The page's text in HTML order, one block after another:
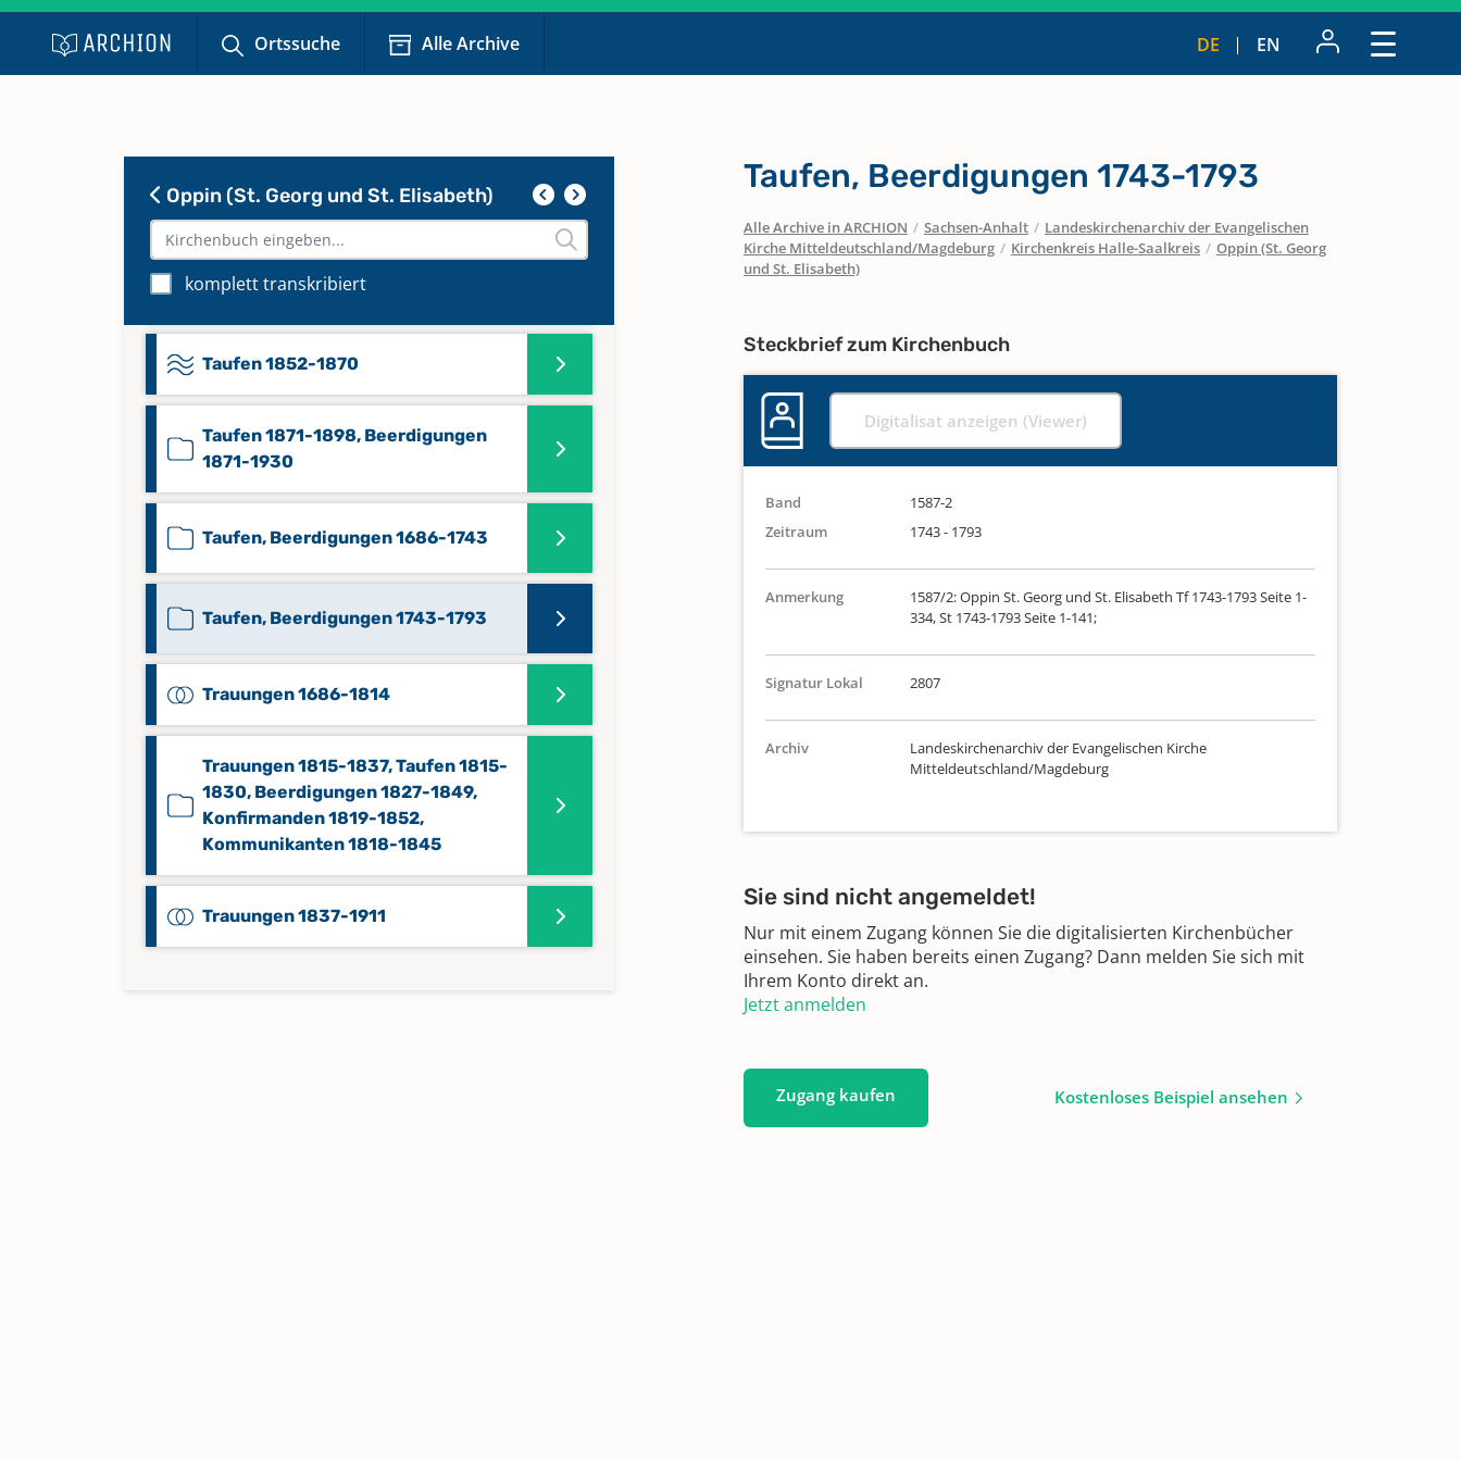
Ortssuche Alle Archive DE EN
Oppin (St. Georg und St. Elisabeth)
komplett transkribiert
Taufen 1794-1824, Trauungen 1816,
Beerdigungen 1794-1826
Taufen 1830-1851
Taufen 1852-1870
Taufen 1871-1898, Beerdigungen
1871-1930
Taufen, Beerdigungen 1686-1743
Taufen, Beerdigungen 1743-1793
Trauungen 1686-1814
Trauungen 1815-1837, Taufen 1815-
1830, Beerdigungen 1827-1849,
Konfirmanden 1819-1852,
Kommunikanten 1818-1845
Trauungen 1837-1911
Taufen, Beerdigungen 1743-1793
Alle Archive in ARCHION / Sachsen-Anhalt / Landeskirchenarchiv der Evangelischen
Kirche Mitteldeutschland/Magdeburg / Kirchenkreis Halle-Saalkreis / Oppin (St. Georg
und St. Elisabeth)
Steckbrief zum Kirchenbuch
Digitalisat anzeigen (Viewer)
Band
1587-2
Zeitraum
1743 - 1793
Anmerkung
1587/2: Oppin St. Georg und St. Elisabeth Tf 1743-1793 Seite 1-
334, St 1743-1793 Seite 1-141;
Signatur Lokal 2807
Archiv
Landeskirchenarchiv der Evangelischen Kirche
Mitteldeutschland/Magdeburg
Sie sind nicht angemeldet!
Nur mit einem Zugang können Sie die digitalisierten Kirchenbücher
einsehen. Sie haben bereits einen Zugang? Dann melden Sie sich mit
Ihrem Konto direkt an.
Jetzt anmelden
Zugang kaufen Kostenloses Beispiel ansehen